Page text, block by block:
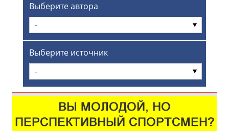
Выберите автора
-
Выберите источник
-